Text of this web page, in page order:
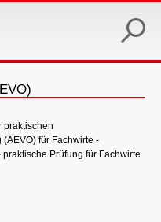
praktischen
für Fachwirte -
Prüfung für Fachwirte